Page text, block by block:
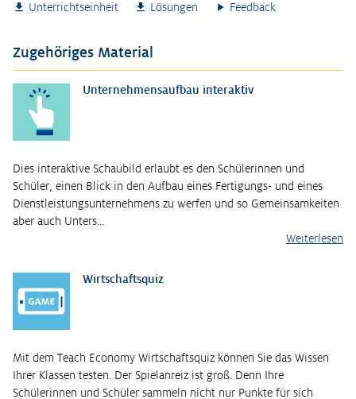
Unterrichtseinheit Lösungen Feedback
Zugehöriges Material
Unternehmensaufbau interaktiv
Dies interaktive Schaubild erlaubt es den Schülerinnen und
Schüler, einen Blick in den Aufbau eines Fertigungs- und eines
Dienstleistungsunternehmens zu werfen und so Gemeinsamkeiten
aber auch Unters…
Weiterlesen
Wirtschaftsquiz
Mit dem Teach Economy Wirtschaftsquiz können Sie das Wissen
Ihrer Klassen testen. Der Spielanreiz ist groß. Denn Ihre
Schülerinnen und Schüler sammeln nicht nur Punkte für sich